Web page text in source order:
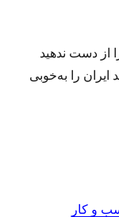
از دست ندهید
را به‌خوبی
و کار